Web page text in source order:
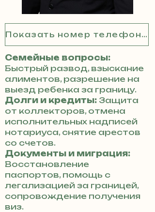
Показать номер телефона
Семейные вопросы:
Быстрый развод, взыскание
алиментов, разрешение на
выезд ребенка за границу.
Долги и кредиты: Защита
от коллекторов, отмена
исполнительных надписей
нотариуса, снятие арестов
со счетов.
Документы и миграция:
Восстановление
паспортов, помощь с
легализацией за границей,
сопровождение получения
виз.